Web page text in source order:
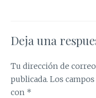
Deja una
Tu dirección de
publicada. Los
con *